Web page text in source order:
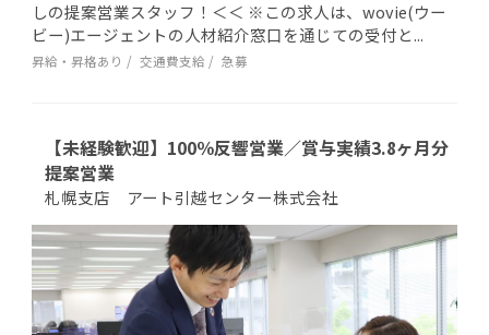
しの提案営業スタッフ！＜＜ ※この求人は、wovie(ウー
ビー)エージェントの人材紹介窓口を通じての受付と...
昇給・昇格あり 交通費支給 急募
【未経験歓迎】100％反響営業／賞与実績3.8ヶ月分
提案営業
札幌支店 アート引越センター株式会社